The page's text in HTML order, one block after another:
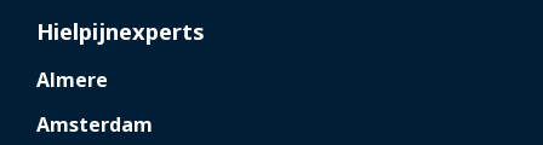
Hielpijnexperts
Almere
Amsterdam